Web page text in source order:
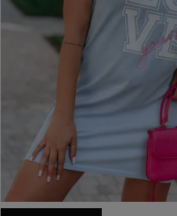
Dodaj do koszyka